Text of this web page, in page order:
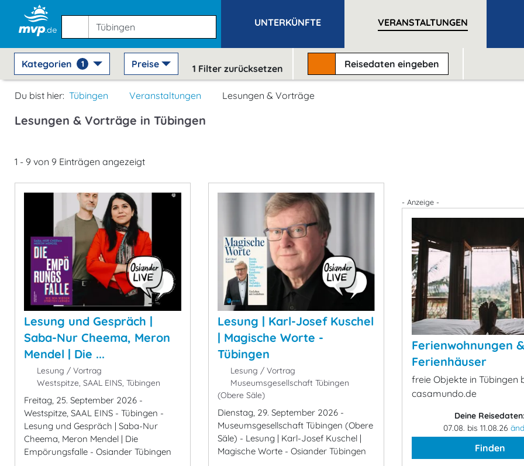
UNTERKÜNFTE VERANSTALTUNGEN
Kategorien 1 Preise 1 Filter zurücksetzen Reisedateneingeben
Du bist hier: Tübingen Veranstaltungen Lesungen & Vorträge
Lesungen & Vorträge in Tübingen
1 - 9 von 9 Einträgen angezeigt
Lesung und Gespräch |
Saba-Nur Cheema, Meron
Mendel | Die ...
Lesung / Vortrag
Westspitze, SAAL EINS, Tübingen
Freitag, 25. September 2026 -
Westspitze, SAAL EINS - Tübingen -
Lesung und Gespräch | Saba-Nur
Cheema, Meron Mendel | Die
Empörungsfalle - Osiander Tübingen
Lesung | Karl-Josef Kuschel
| Magische Worte -
Tübingen
Lesung / Vortrag
Museumsgesellschaft Tübingen
(Obere Säle)
Dienstag, 29. September 2026 -
Museumsgesellschaft Tübingen (Obere
Säle) - Lesung | Karl-Josef Kuschel |
Magische Worte - Osiander Tübingen
- Anzeige -
Ferienwohnungen &
Ferienhäuser
freie Objekte in Tübingen
casamundo.de
Deine Reisedaten:
07.08. bis 11.08.26
Finden